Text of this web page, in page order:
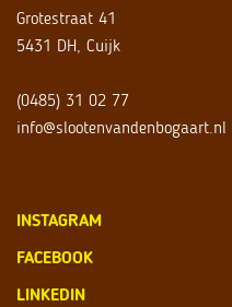
Grotestraat 41
5431 DH, Cuijk
(0485) 31 02 77
info@slootenvandenbogaart.nl
INSTAGRAM
FACEBOOK
LINKEDIN